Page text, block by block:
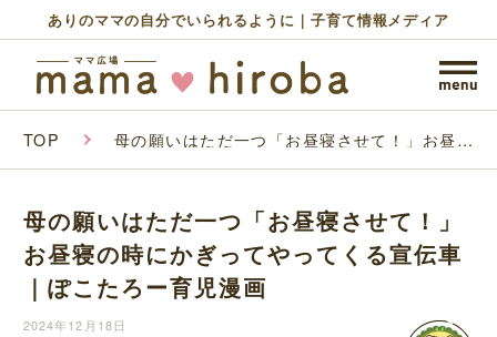
ありのママの自分でいられるように｜子育て情報メディア
TOP 母の願いはただ一つ「お昼寝させて！」お昼寝
育児漫画
母の願いはただ一つ「お昼寝させて！」
お昼寝の時にかぎってやってくる宣伝車
｜ぽこたろー育児漫画
2024年12月18日